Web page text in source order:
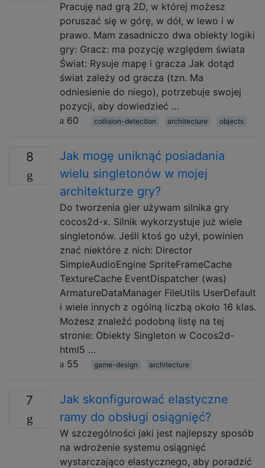
Pracuję nad grą 2D, w której możesz
poruszać się w górę, w dół, w lewo i w
prawo. Mam zasadniczo dwa obiekty logiki
gry: Gracz: ma pozycję względem świata
Świat: Rysuje mapę i gracza Jak dotąd
świat zależy od gracza (tzn. Ma
odniesienie do niego), potrzebuje swojej
pozycji, aby dowiedzieć …
60
collision-detection architecture objects
8
Jak mogę uniknąć posiadania
wielu singletonów w mojej
architekturze gry?
Do tworzenia gier używam silnika gry
cocos2d-x. Silnik wykorzystuje już wiele
singletonów. Jeśli ktoś go użył, powinien
znać niektóre z nich: Director
SimpleAudioEngine SpriteFrameCache
TextureCache EventDispatcher (was)
ArmatureDataManager FileUtils UserDefault
i wiele innych z ogólną liczbą około 16 klas.
Możesz znaleźć podobną listę na tej
stronie: Obiekty Singleton w Cocos2d-
html5 …
55
game-design architecture
7
Jak skonfigurować elastyczne
ramy do obsługi osiągnięć?
W szczególności jaki jest najlepszy sposób
na wdrożenie systemu osiągnięć
wystarczająco elastycznego, aby poradzić